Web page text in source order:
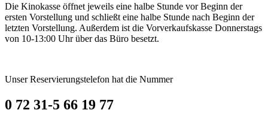
Die Kinokasse öffnet jeweils eine halbe Stunde vor Beginn der
ersten Vorstellung und schließt eine halbe Stunde nach Beginn der
letzten Vorstellung. Außerdem ist die Vorverkaufskasse Donnerstags
von 10-13:00 Uhr über das Büro besetzt.
Unser Reservierungstelefon hat die Nummer
0 72 31-5 66 19 77